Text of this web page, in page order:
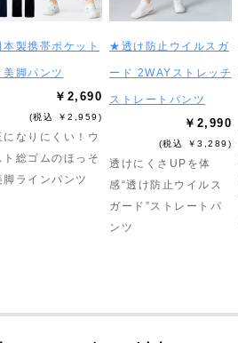
製携帯ポケット
美脚パンツ
￥2,690
(税込 ￥2,959)
になりにくい！ウ
ト総ゴムのほっそ
脚ラインパンツ
★透け防止ウイルスガ
ード 2WAYストレッチ
ストレートパンツ
￥2,990
(税込 ￥3,289)
透けにくさUPを体
感“透け防止ウイルス
ガード”ストレートパ
ンツ